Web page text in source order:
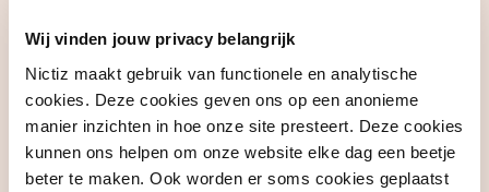
Wij vinden jouw privacy belangrijk
Nictiz maakt gebruik van functionele en analytische
cookies. Deze cookies geven ons op een anonieme
manier inzichten in hoe onze site presteert. Deze cookies
kunnen ons helpen om onze website elke dag een beetje
beter te maken. Ook worden er soms cookies geplaatst
Organisaties die samenwerkingsvraagstukken met
externe partners willen verkennen.
De game is flexibel inzetbaar: organisaties kunnen
eigen strategische thema’s en actuele vraagstukken
expliciet onderdeel maken van het spel.